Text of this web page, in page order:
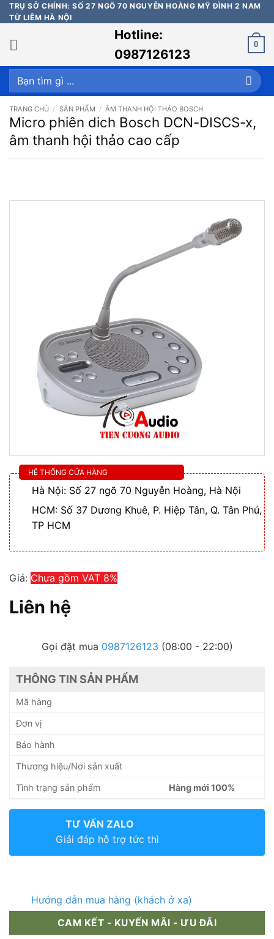
Bỏ
qua
nội
dung
TRỤ SỞ CHÍNH: SỐ 27 NGÕ 70 NGUYỄN HOÀNG MỸ ĐÌNH 2 NAM
TỪ LIÊM HÀ NỘI
Hotline:
0987126123
0
Tìm
kiếm:
TRANG CHỦ / SẢN PHẨM / ÂM THANH HỘI THẢO BOSCH
Micro phiên dich Bosch DCN-DISCS-x,
âm thanh hội thảo cao cấp
HỆ THỐNG CỬA HÀNG
Hà Nội: Số 27 ngõ 70 Nguyễn Hoàng, Hà Nội
HCM: Số 37 Dương Khuê, P. Hiệp Tân, Q. Tân Phú,
TP HCM
Giá: Chưa gồm VAT 8%
Liên hệ
Gọi đặt mua 0987126123 (08:00 - 22:00)
THÔNG TIN SẢN PHẨM
Mã hàng
Đơn vị
Bảo hành
Thương hiệu/Nơi sản xuất
Tình trạng sản phẩm Hàng mới 100%
TƯ VẤN ZALO
Giải đáp hỗ trợ tức thì
Hướng dẫn mua hàng (khách ở xa)
CAM KẾT - KUYẾN MÃI - ƯU ĐÃI